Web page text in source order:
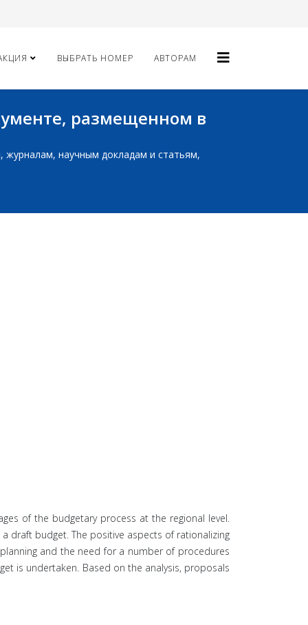
ВЫБРАТЬ НОМЕР АВТОРАМ
размещенном в
журналам, научным докладам и статьям,
of the budgetary process at the regional level.
draft budget. The positive aspects of rationalizing
and the need for a number of procedures
is undertaken. Based on the analysis, proposals